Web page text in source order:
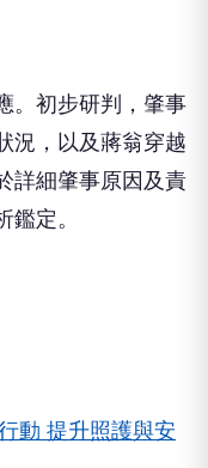
初步研判，肇事
細肇事原因及責